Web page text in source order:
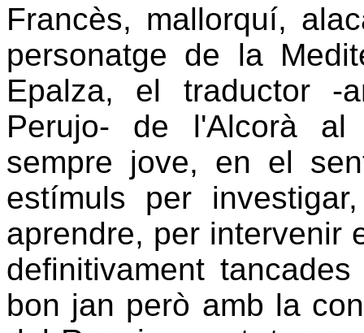
Francès, mallorquí,
personatge de la
Epalza, el traductor -
Perujo- de l'Alcorà al
sempre jove, en el
estímuls per
aprendre, per intervenir
definitivament
bon jan però amb la